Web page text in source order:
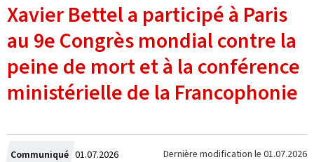
Xavier Bettel a participé à Paris
au 9e Congrès mondial contre la
peine de mort et à la conférence
ministérielle de la Francophonie
Communiqué Crée
01.07.2026 Dernière modification le 01.07.2026